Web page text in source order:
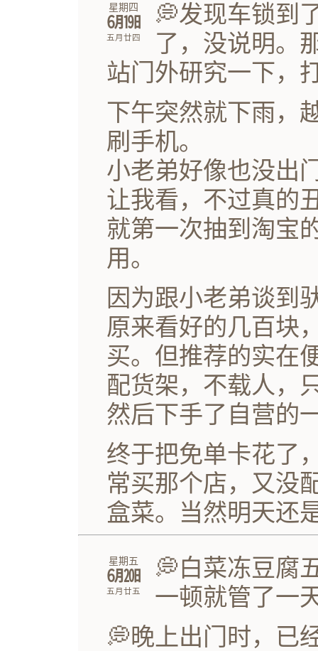
星期四
㋅㏲
五月廿四
💭发现车锁到
了，没说明。
站门外研究一下，
下午突然就下雨，
刷手机。
小老弟好像也没出
让我看，不过真的
就第一次抽到淘宝
用。
因为跟小老弟谈到
原来看好的几百块
买。但推荐的实在
配货架，不载人，
然后下手了自营的
终于把免单卡花了
常买那个店，又没
盒菜。当然明天还
星期五
㋅㏳
五月廿五
💭白菜冻豆腐
一顿就管了一
💭晚上出门时，已